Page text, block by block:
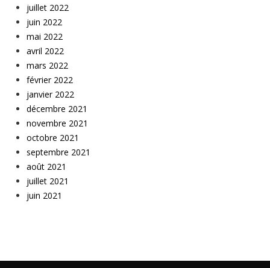
juillet 2022
juin 2022
mai 2022
avril 2022
mars 2022
février 2022
janvier 2022
décembre 2021
novembre 2021
octobre 2021
septembre 2021
août 2021
juillet 2021
juin 2021